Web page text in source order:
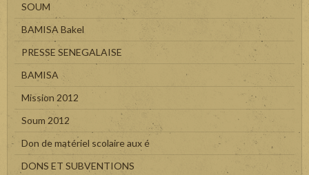
SOUM
BAMISA Bakel
PRESSE SENEGALAISE
BAMISA
Mission 2012
Soum 2012
Don de matériel scolaire aux é
DONS ET SUBVENTIONS